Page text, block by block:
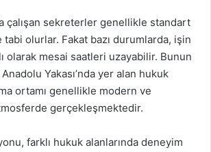
çalışan sekreterler genellikle standart
tabi olurlar. Fakat bazı durumlarda, işin
olarak mesai saatleri uzayabilir. Bunun
Yakası’nda yer alan hukuk
ortamı genellikle modern ve
gerçekleşmektedir.
farklı hukuk alanlarında deneyim